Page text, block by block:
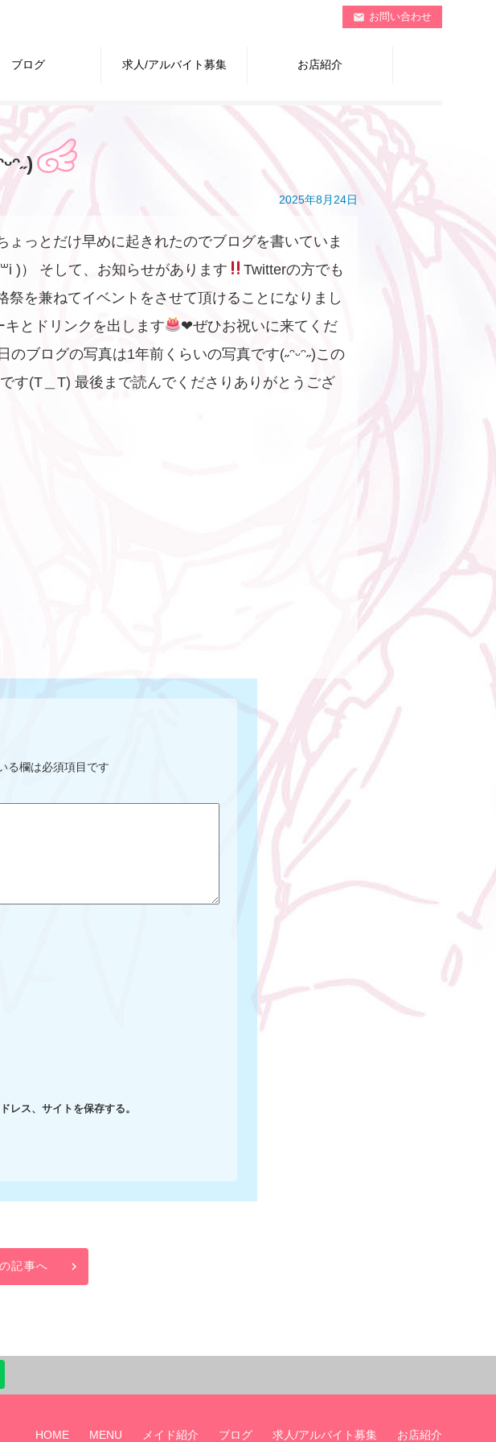
mail お問い合わせ
ブログ 求人/アルバイト募集 お店紹介
2025年8月24日
っとだけ早めに起きれたのでブログを書いていま
)） そして、お知らせがあります
Twitterの方でも
を兼ねてイベントをさせて頂けることになりまし
とドリンクを出します
❤︎ぜひお祝いに来てくだ
ブログの写真は1年前くらいの写真です(˶ᵔᵕᵔ˶)この
す(T＿T) 最後まで読んでくださりありがとうござ
る欄は必須項目です
レス、サイトを保存する。
記事へ
HOME MENU メイド紹介 ブログ 求人/アルバイト募集 お店紹介